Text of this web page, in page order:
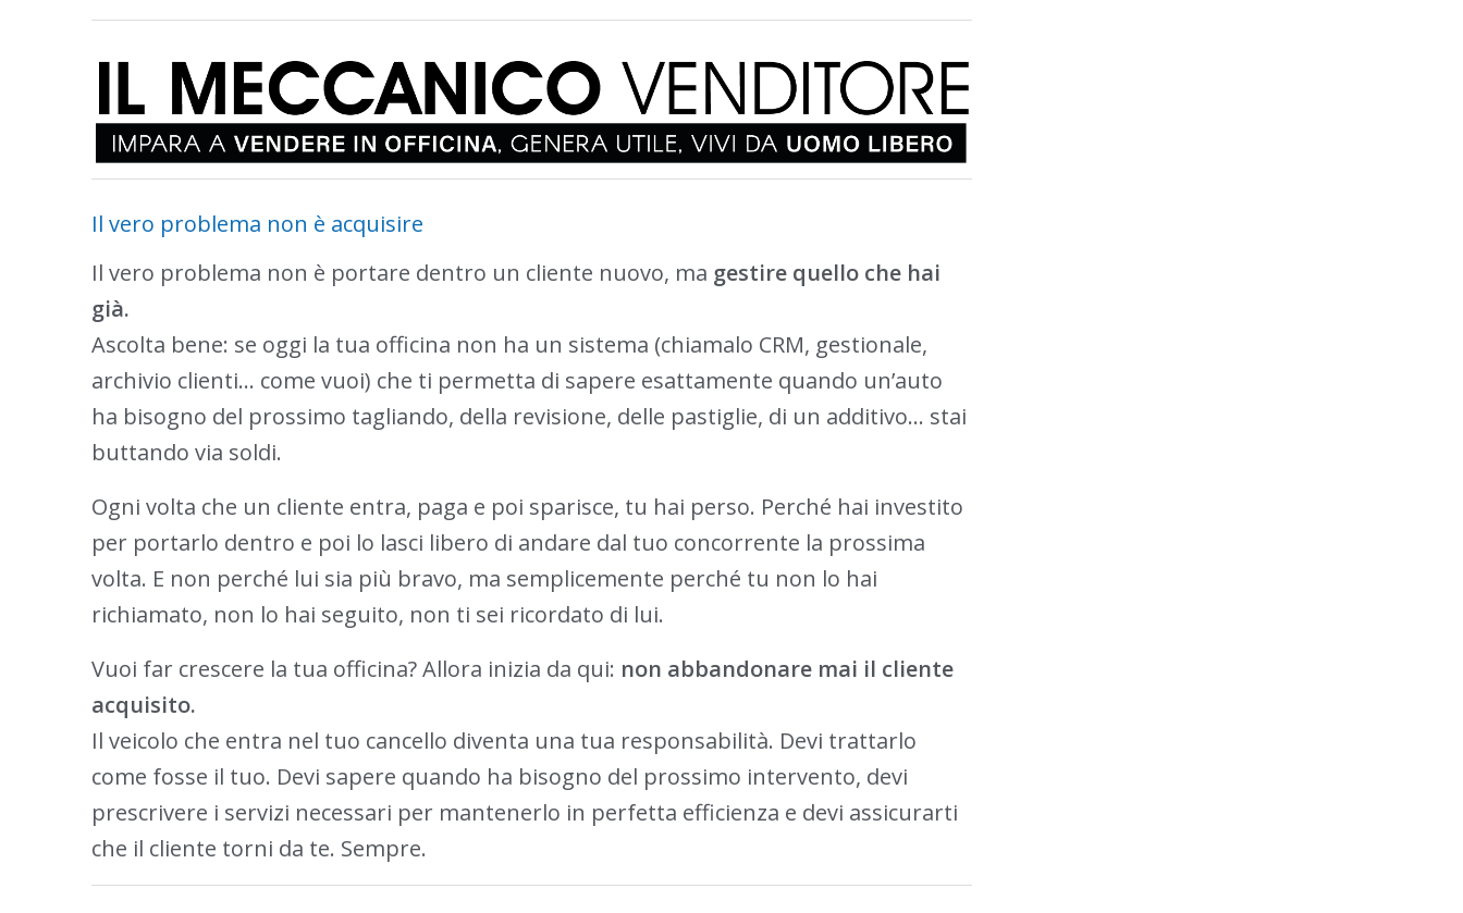
Il vero problema non è acquisire
Il vero problema non è portare dentro un cliente nuovo, ma gestire quello che hai
già.
Ascolta bene: se oggi la tua officina non ha un sistema (chiamalo CRM, gestionale,
archivio clienti… come vuoi) che ti permetta di sapere esattamente quando un’auto
ha bisogno del prossimo tagliando, della revisione, delle pastiglie, di un additivo… stai
buttando via soldi.
Ogni volta che un cliente entra, paga e poi sparisce, tu hai perso. Perché hai investito
per portarlo dentro e poi lo lasci libero di andare dal tuo concorrente la prossima
volta. E non perché lui sia più bravo, ma semplicemente perché tu non lo hai
richiamato, non lo hai seguito, non ti sei ricordato di lui.
Vuoi far crescere la tua officina? Allora inizia da qui: non abbandonare mai il cliente
acquisito.
Il veicolo che entra nel tuo cancello diventa una tua responsabilità. Devi trattarlo
come fosse il tuo. Devi sapere quando ha bisogno del prossimo intervento, devi
prescrivere i servizi necessari per mantenerlo in perfetta efficienza e devi assicurarti
che il cliente torni da te. Sempre.